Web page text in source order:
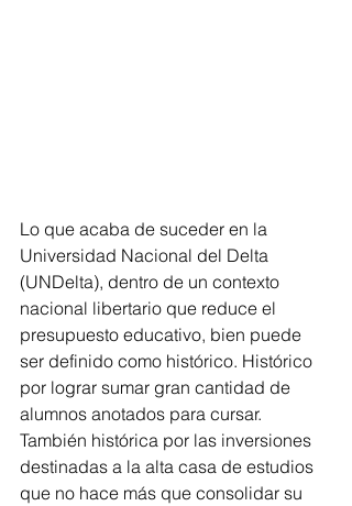
Lo que acaba de suceder en la
Universidad Nacional del Delta
(UNDelta), dentro de un contexto
nacional libertario que reduce el
presupuesto educativo, bien puede
ser definido como histórico. Histórico
por lograr sumar gran cantidad de
alumnos anotados para cursar.
También histórica por las inversiones
destinadas a la alta casa de estudios
que no hace más que consolidar su